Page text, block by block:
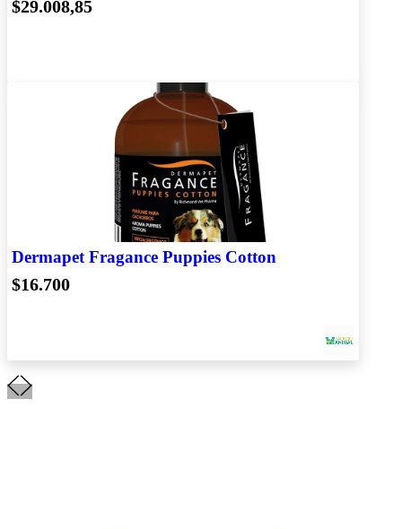
$29.008,85
Dermapet Fragance Puppies Cotton
$16.700